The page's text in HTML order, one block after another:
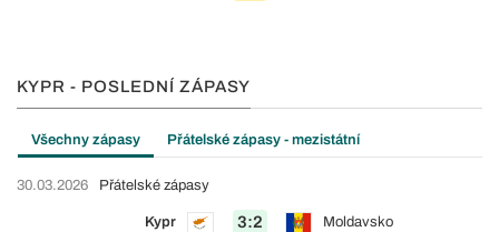
KYPR - POSLEDNÍ ZÁPASY
Všechny zápasy Přátelské zápasy - mezistátní
30.03.2026
Kypr 3:2 Moldavsko
Přátelské zápasy